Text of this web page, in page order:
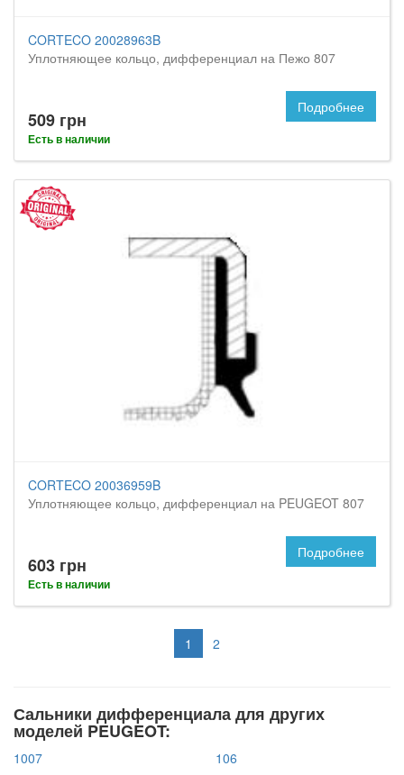
CORTECO 20028963B
Уплотняющее кольцо, дифференциал на Пежо 807
509 грн
Есть в наличии
Подробнее
CORTECO 20036959B
Уплотняющее кольцо, дифференциал на PEUGEOT 807
603 грн
Есть в наличии
Подробнее
1 2
Сальники дифференциала для других
моделей PEUGEOT:
1007
106